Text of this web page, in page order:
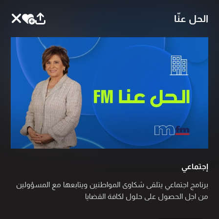
الحل عنّا
إجتماعي
برنامج اجتماعي يتلقى شكاوى المواطنين ويتابعها مع المسؤولين
من اجل الحصول على حلول لكافة القضايا